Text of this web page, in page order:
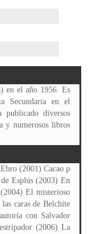
en el año 1956. Es
Secundaria en el
diversos
y numerosos libros
(2001) Cacao p
Esplús (2003) En
El misterioso
caras de Belchite
con Salvador
(2006) La